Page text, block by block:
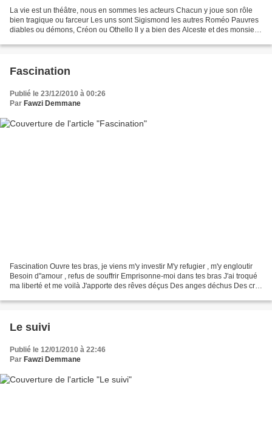
La vie est un théâtre, nous en sommes les acteurs Chacun y joue son rôle
bien tragique ou farceur Les uns sont Sigismond les autres Roméo Pauvres
diables ou démons, Créon ou Othello Il y a bien des Alceste et des monsieur
Fascination
Publié le 23/12/2010 à 00:26
Par Fawzi Demmane
Fascination Ouvre tes bras, je viens m'y investir M'y refugier , m'y engloutir
Besoin d"amour , refus de souffrir Emprisonne-moi dans tes bras J'ai troqué
ma liberté et me voilà J'apporte des rêves déçus Des anges déchus Des cris
Le suivi
Publié le 12/01/2010 à 22:46
Par Fawzi Demmane